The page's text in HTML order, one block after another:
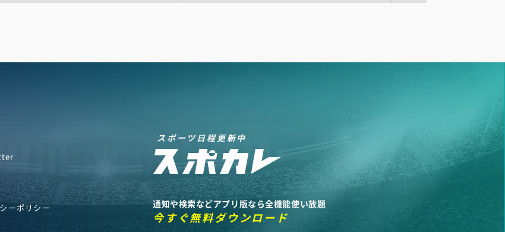
ーポリシー
スポーツ日程更新中
通知や検索などアプリ版なら全機能使い放題
今すぐ無料ダウンロード